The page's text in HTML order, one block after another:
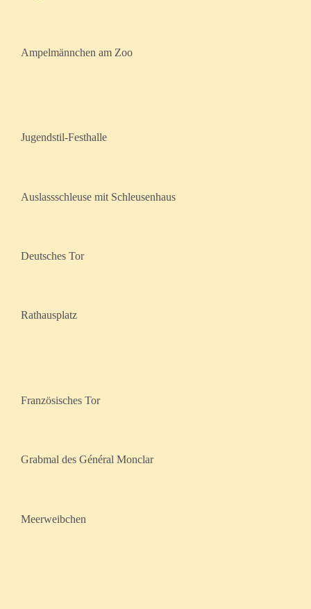
Ampelmännchen am Zoo
Jugendstil-Festhalle
Auslassschleuse mit Schleusenhaus
Deutsches Tor
Rathausplatz
Französisches Tor
Grabmal des Général Monclar
Meerweibchen